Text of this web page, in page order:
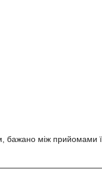
бажано між прийомами